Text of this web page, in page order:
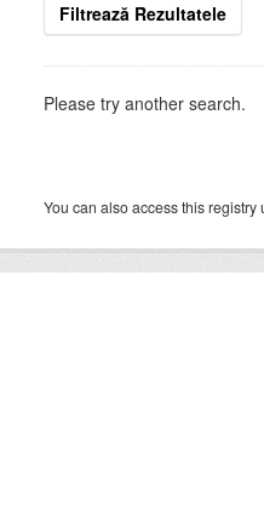
Filtrează Rezultatele
Please try another search.
You can also access this registry